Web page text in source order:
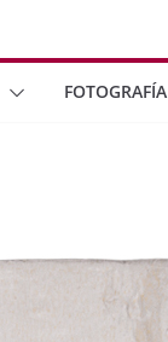
FOTOGRAFÍA